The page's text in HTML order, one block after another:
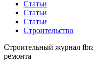
Статьи
Статьи
Статьи
Строительство
Строительный журнал
ремонта